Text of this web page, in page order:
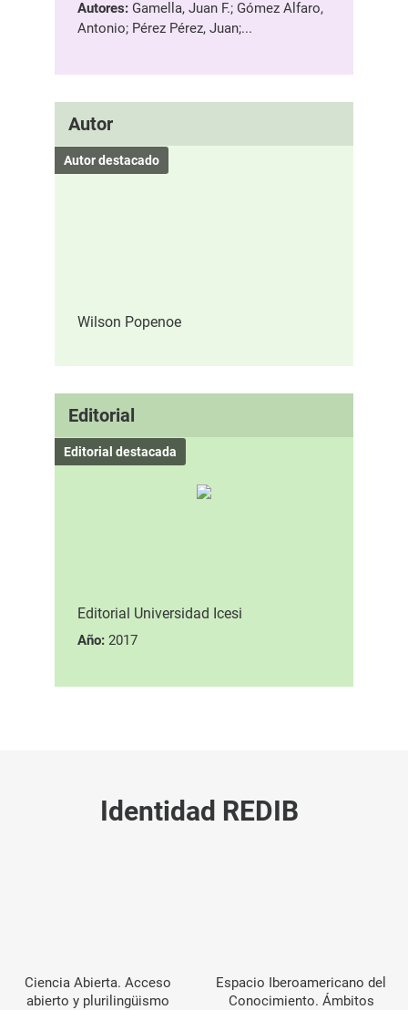
Autores: Gamella, Juan F.; Gómez Alfaro,
Antonio; Pérez Pérez, Juan;...
Autor
Autor destacado
Wilson Popenoe
Editorial
Editorial destacada
Editorial Universidad Icesi
Año: 2017
Identidad REDIB
Ciencia Abierta. Acceso
abierto y plurilingüismo
Espacio Iberoamericano del
Conocimiento. Ámbitos